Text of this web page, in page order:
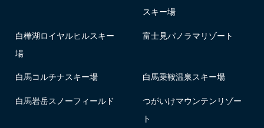
スキー場
白樺湖ロイヤルヒルスキー
場
富士見パノラマリゾート
白馬コルチナスキー場 白馬乗鞍温泉スキー場
白馬岩岳スノーフィールド
つがいけマウンテンリゾー
ト